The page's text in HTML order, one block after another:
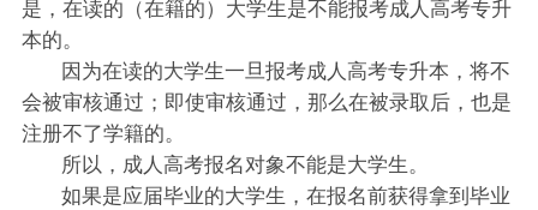
是，在读的（在籍的）大学生是不能报考成人高考专升
本的。
因为在读的大学生一旦报考成人高考专升本，将不
会被审核通过；即使审核通过，那么在被录取后，也是
注册不了学籍的。
所以，成人高考报名对象不能是大学生。
如果是应届毕业的大学生，在报名前获得拿到毕业